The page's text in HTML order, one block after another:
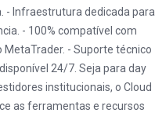
- Infraestrutura dedicada para
- 100% compatível com
- Suporte técnico
24/7. Seja para day
institucionais, o Cloud
as ferramentas e recursos